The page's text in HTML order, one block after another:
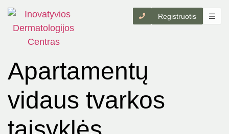
Registruotis
Apartamentų
vidaus tvarkos